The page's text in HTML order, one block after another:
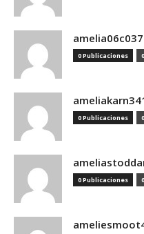
0 Publicaciones
0 Publicaciones
0 Publicaciones